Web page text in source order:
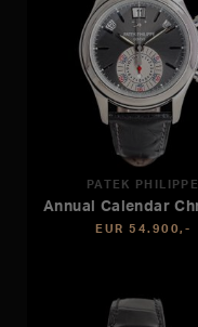
PATEK PHILIPPE
EUR 54.900,-